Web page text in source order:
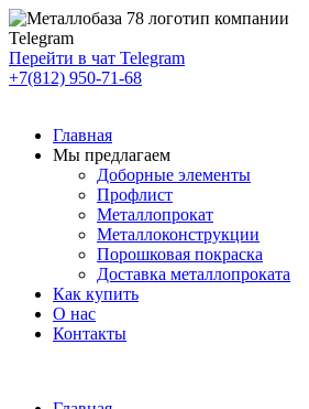
Telegram
Перейти в чат Telegram
+7(812) 950-71-68
Главная
Мы предлагаем
Доборные элементы
Профлист
Металлопрокат
Металлоконструкции
Порошковая покраска
Доставка металлопроката
Как купить
О нас
Контакты